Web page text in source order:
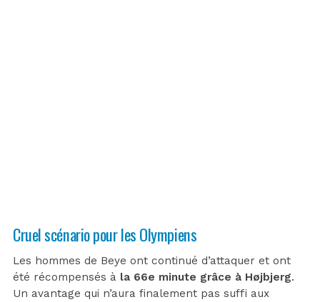
Cruel scénario pour les Olympiens
Les hommes de Beye ont continué d’attaquer et ont
été récompensés à la 66e minute grâce à Højbjerg.
Un avantage qui n’aura finalement pas suffi aux